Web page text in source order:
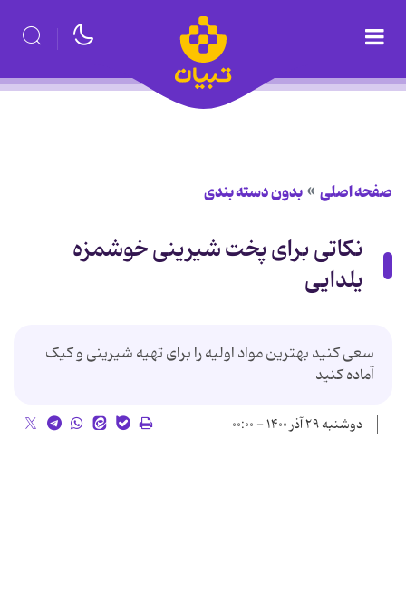
صفحه اصلی بدون دسته بندی
نکاتی برای پخت شیرینی خوشمزه
یلدایی
سعی کنید بهترین مواد اولیه را برای تهیه شیرینی و کیک
آماده کنید
دوشنبه ۲۹ آذر ۱۴۰۰ - ۰۰:۰۰